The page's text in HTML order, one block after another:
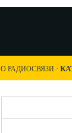
О РАДИОСВЯЗИ ·